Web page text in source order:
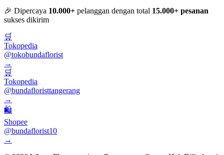
🎉 Dipercaya 10.000+ pelanggan dengan total 15.000+ pesanan
sukses dikirim
🛒
Tokopedia
@tokobundaflorist
→
🛒
Tokopedia
@bundafloristtangerang
→
🛍
Shopee
@bundaflorist10
→